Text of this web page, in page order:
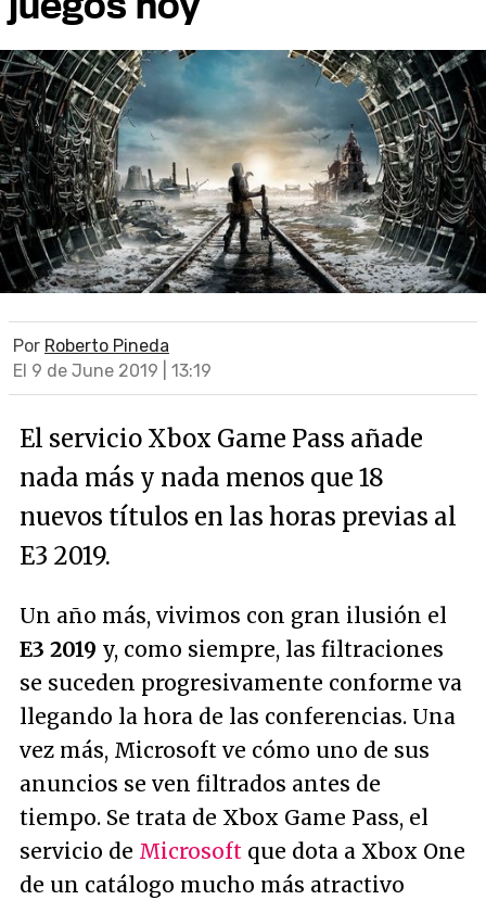
Por Roberto Pineda
El 9 de June 2019 | 13:19
El servicio Xbox Game Pass añade
nada más y nada menos que 18
nuevos títulos en las horas previas al
E3 2019.
Un año más, vivimos con gran ilusión el
E3 2019 y, como siempre, las filtraciones
se suceden progresivamente conforme va
llegando la hora de las conferencias. Una
vez más, Microsoft ve cómo uno de sus
anuncios se ven filtrados antes de
tiempo. Se trata de Xbox Game Pass, el
servicio de Microsoft que dota a Xbox One
de un catálogo mucho más atractivo